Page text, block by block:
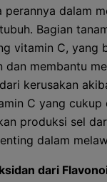
perannya dalam
Bagian
vitamin C, yang
dan membantu
kerusakan
C yang cukup
produksi sel
dalam
dari